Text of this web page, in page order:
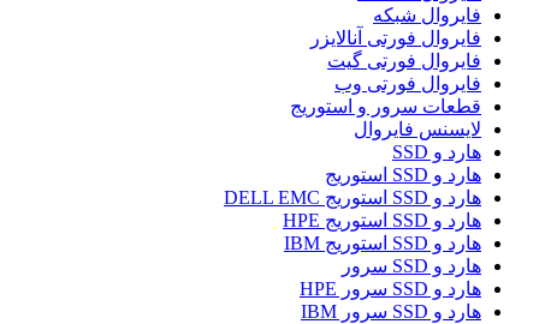
فایروال شبکه
فایروال فورتی آنالایزر
فایروال فورتی گیت
فایروال فورتی وب
قطعات سرور و استوریج
لایسنس فایروال
هارد و SSD
هارد و SSD استوریج
هارد و SSD استوریج DELL EMC
هارد و SSD استوریج HPE
هارد و SSD استوریج IBM
هارد و SSD سرور
هارد و SSD سرور HPE
هارد و SSD سرور IBM